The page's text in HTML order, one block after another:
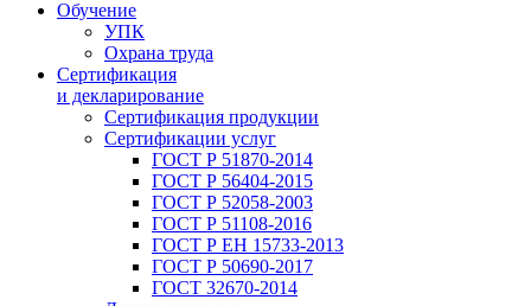
Обучение
УПК
Охрана труда
Сертификация
и декларирование
Сертификация продукции
Сертификации услуг
ГОСТ Р 51870-2014
ГОСТ Р 56404-2015
ГОСТ Р 52058-2003
ГОСТ Р 51108-2016
ГОСТ Р ЕН 15733-2013
ГОСТ Р 50690-2017
ГОСТ 32670-2014